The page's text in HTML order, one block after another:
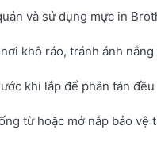
và sử dụng mực in
khô ráo, tránh ánh
khi lắp để phân tán đều
từ hoặc mở nắp bảo vệ